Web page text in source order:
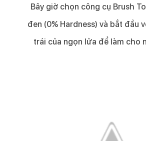
Bây giờ chọn công cụ Brush
đen (0% Hardness) và bắt đầu
trái của ngọn lửa để làm cho